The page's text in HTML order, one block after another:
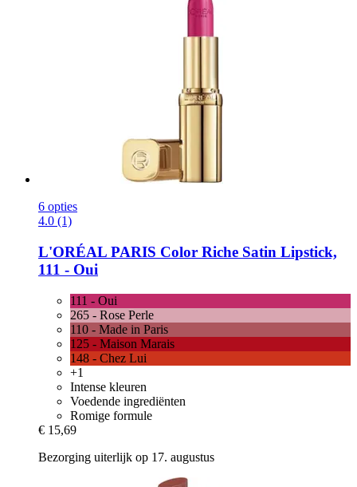
6 opties
4.0 (1)
L'ORÉAL PARIS Color Riche Satin Lipstick,
111 -​ Oui
111 - Oui
265 - Rose Perle
110 - Made in Paris
125 - Maison Marais
148 - Chez Lui
+1
Intense kleuren
Voedende ingrediënten
Romige formule
€ 15,69
Bezorging uiterlijk op 17. augustus